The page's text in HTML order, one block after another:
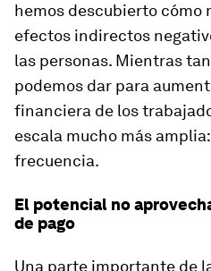
hemos descubierto cómo
efectos indirectos
las personas. Mientras
podemos dar para
financiera de los
escala mucho más
frecuencia.
El potencial no
de pago
Una parte importante de